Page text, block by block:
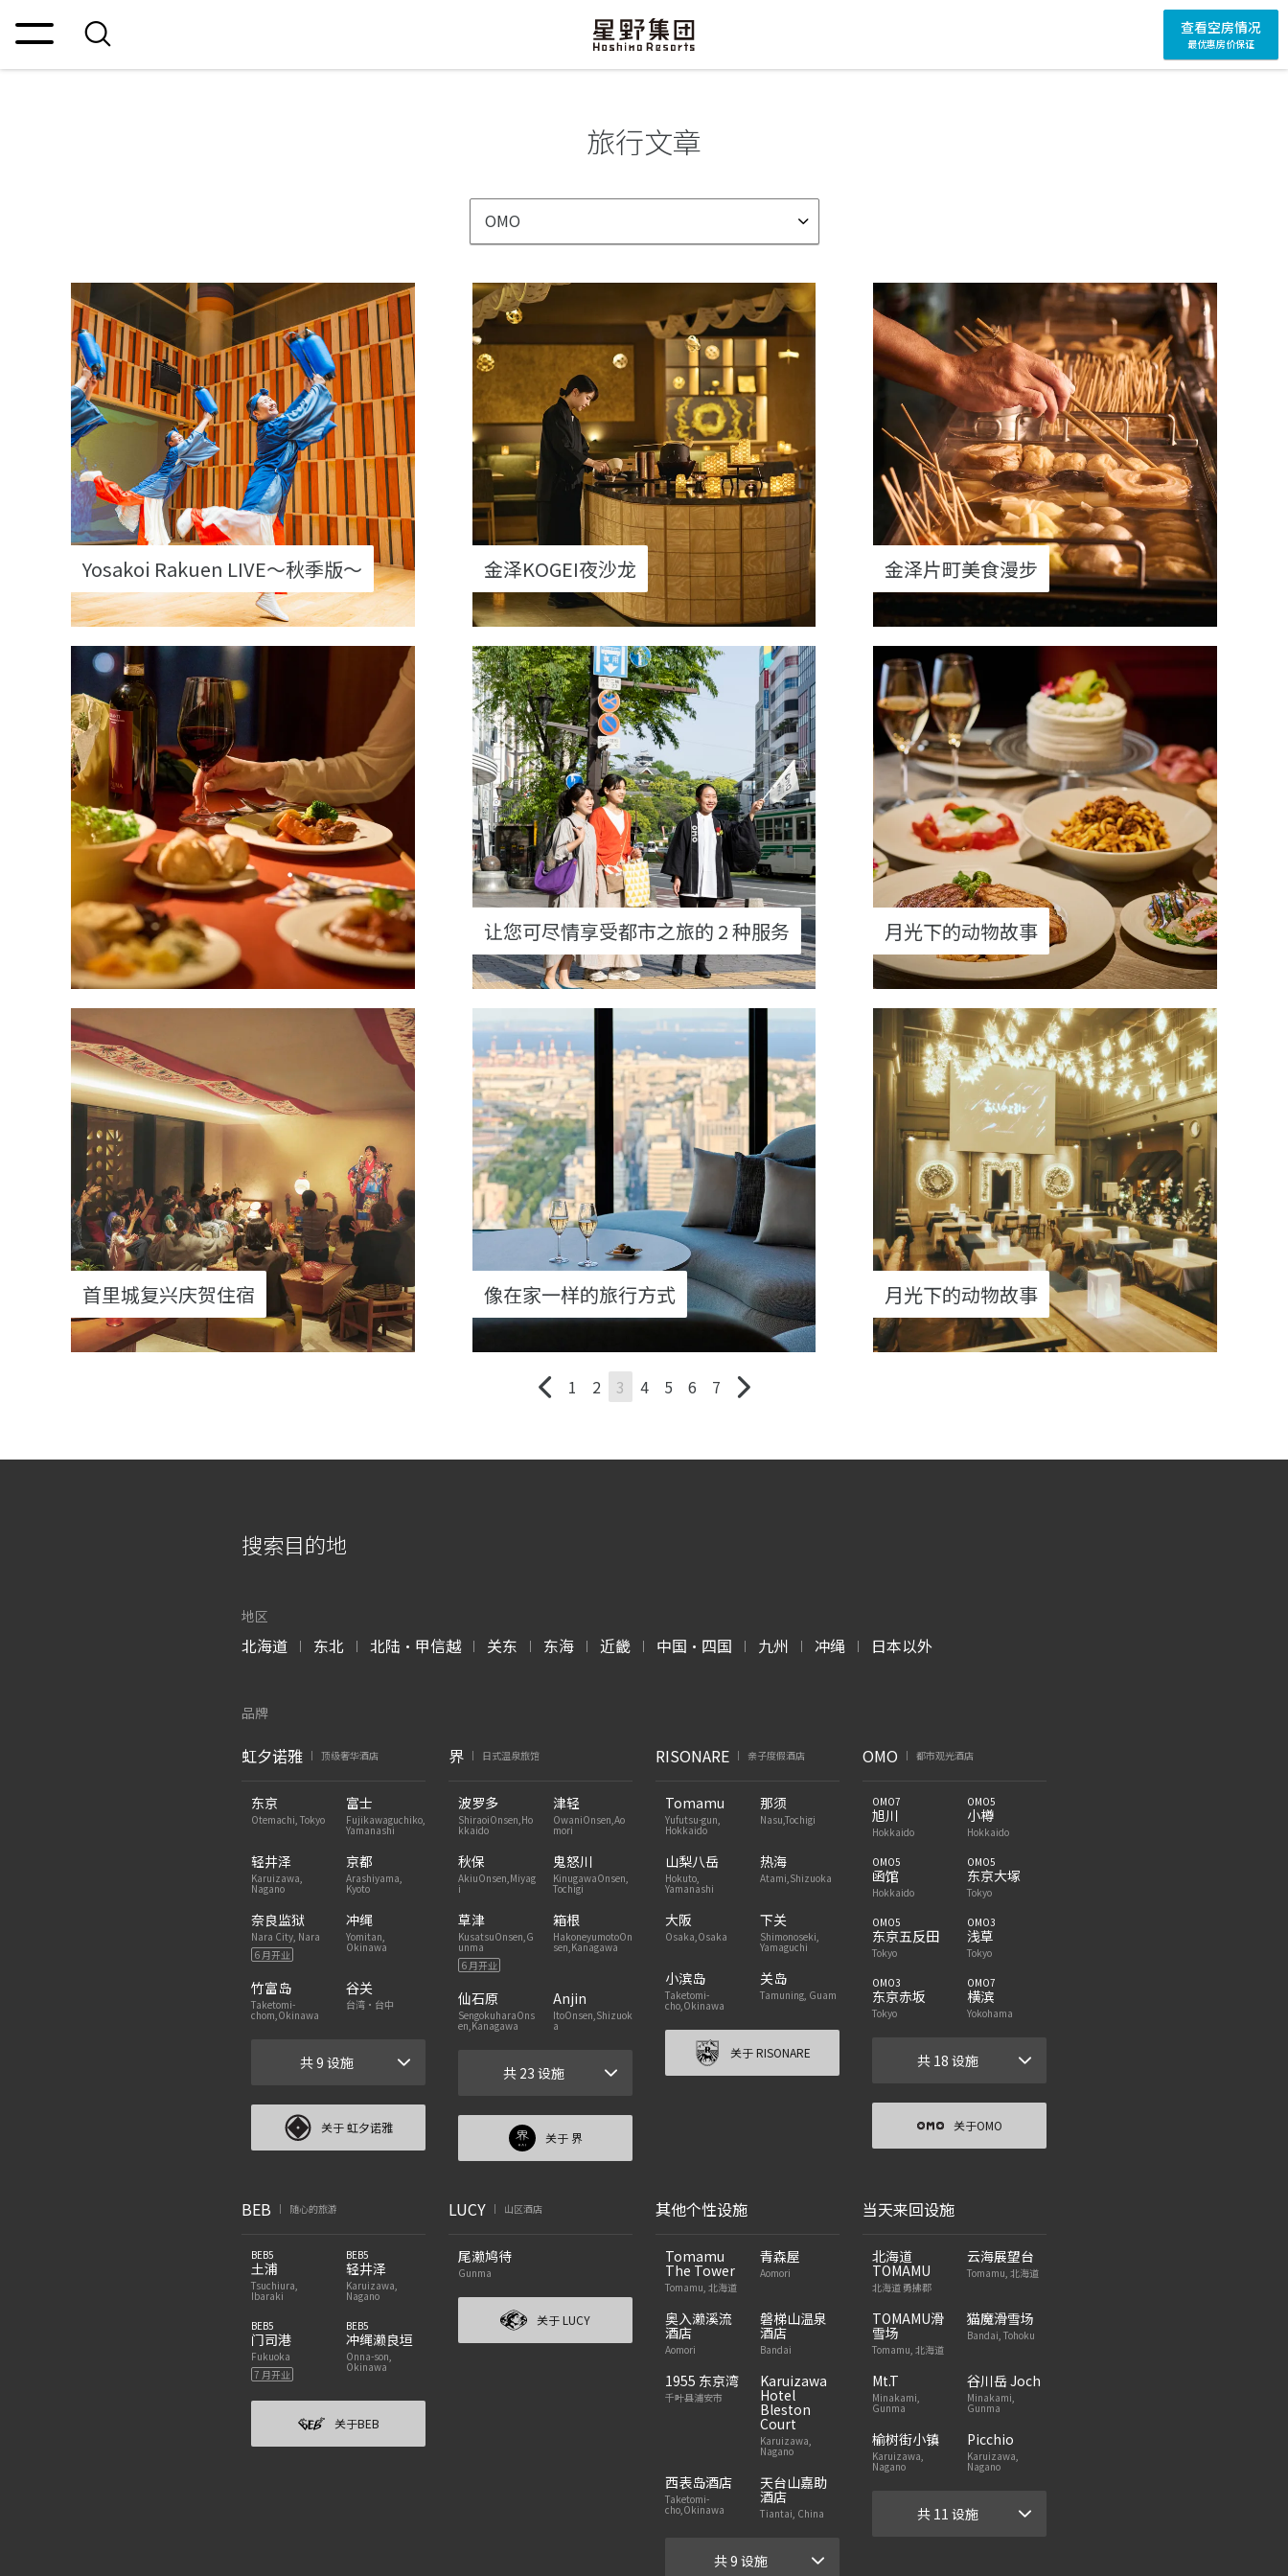
查看空房情况
最优惠房价保证
旅行文章
OMO
Yosakoi Rakuen LIVE～秋季版～ 金泽KOGEI夜沙龙 金泽片町美食漫步
让您可尽情享受都市之旅的 2 种服务 月光下的动物故事
首里城复兴庆贺住宿 像在家一样的旅行方式 月光下的动物故事
1 2 3 4 5 6 7
搜索目的地
地区
北海道 | 东北 | 北陆・甲信越 | 关东 | 东海 | 近畿 | 中国・四国 | 九州 | 冲绳 | 日本以外
品牌
虹夕诺雅 顶级奢华酒店
东京
Otemachi, Tokyo
富士
Fujikawaguchiko,
Yamanashi
轻井泽
Karuizawa,
Nagano
京都
Arashiyama,
Kyoto
奈良监狱
Nara City, Nara
6 月开业
冲绳
Yomitan,
Okinawa
竹富岛
Taketomi-
chom,Okinawa
谷关
台湾・台中
共 9 设施
关于 虹夕诺雅
界 日式温泉旅馆
波罗多
ShiraoiOnsen,Ho
kkaido
津轻
OwaniOnsen,Ao
mori
秋保
AkiuOnsen,Miyag
i
鬼怒川
KinugawaOnsen,
Tochigi
草津
KusatsuOnsen,G
unma
6 月开业
箱根
HakoneyumotoOn
sen,Kanagawa
仙石原
SengokuharaOns
en,Kanagawa
Anjin
ItoOnsen,Shizuok
a
共 23 设施
关于 界
RISONARE 亲子度假酒店
Tomamu
Yufutsu-gun,
Hokkaido
那须
Nasu,Tochigi
山梨八岳
Hokuto,
Yamanashi
热海
Atami,Shizuoka
大阪
Osaka,Osaka
下关
Shimonoseki,
Yamaguchi
小滨岛
Taketomi-
cho,Okinawa
关岛
Tamuning, Guam
关于 RISONARE
OMO 都市观光酒店
OMO7
旭川
Hokkaido
OMO5
小樽
Hokkaido
OMO5
函馆
Hokkaido
OMO5
东京大塚
Tokyo
OMO5
东京五反田
Tokyo
OMO3
浅草
Tokyo
OMO3
东京赤坂
Tokyo
OMO7
横滨
Yokohama
共 18 设施
关于OMO
BEB 随心的旅游
BEB5
土浦
Tsuchiura,
Ibaraki
BEB5
轻井泽
Karuizawa,
Nagano
BEB5
门司港
Fukuoka
7 月开业
BEB5
冲绳濑良垣
Onna-son,
Okinawa
关于BEB
LUCY 山区酒店
尾濑鸠待
Gunma
关于 LUCY
其他个性设施
Tomamu
The Tower
Tomamu, 北海道
青森屋
Aomori
奥入濑溪流
酒店
Aomori
磐梯山温泉
酒店
Bandai
1955 东京湾
千叶县浦安市
Karuizawa
Hotel
Bleston
Court
Karuizawa,
Nagano
西表岛酒店
Taketomi-
cho,Okinawa
天台山嘉助
酒店
Tiantai, China
共 9 设施
当天来回设施
北海道
TOMAMU
北海道 勇拂郡
云海展望台
Tomamu, 北海道
TOMAMU滑
雪场
Tomamu, 北海道
猫魔滑雪场
Bandai, Tohoku
Mt.T
Minakami,
Gunma
谷川岳 Joch
Minakami,
Gunma
榆树街小镇
Karuizawa,
Nagano
Picchio
Karuizawa,
Nagano
共 11 设施